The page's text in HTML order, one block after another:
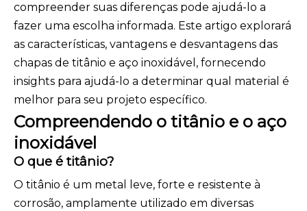
compreender suas diferenças pode ajudá-lo a
fazer uma escolha informada. Este artigo explorará
as características, vantagens e desvantagens das
chapas de titânio e aço inoxidável, fornecendo
insights para ajudá-lo a determinar qual material é
melhor para seu projeto específico.
Compreendendo o titânio e o aço
inoxidável
O que é titânio?
O titânio é um metal leve, forte e resistente à
corrosão, amplamente utilizado em diversas